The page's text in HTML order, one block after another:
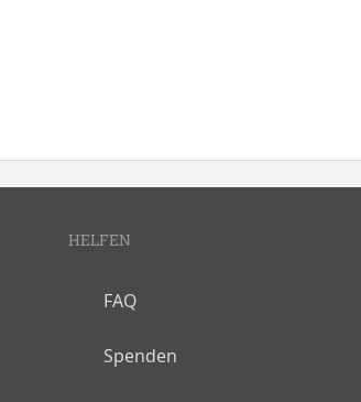
HELFEN
FAQ
Spenden